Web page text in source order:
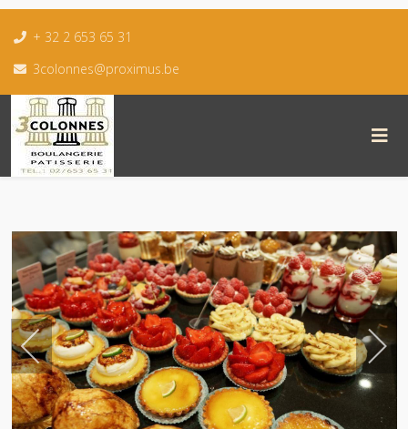
+ 32 2 653 65 31
3colonnes@proximus.be